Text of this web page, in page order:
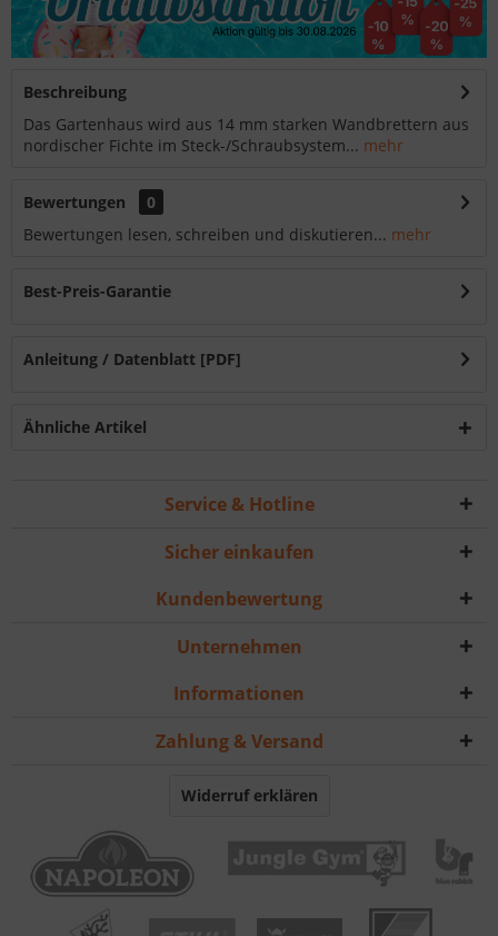
Beschreibung
Das Gartenhaus wird aus 14 mm starken Wandbrettern aus
nordischer Fichte im Steck-/Schraubsystem... mehr
Bewertungen
0
Bewertungen lesen, schreiben und diskutieren... mehr
Best-Preis-Garantie
Anleitung / Datenblatt [PDF]
Ähnliche Artikel
Service & Hotline
Sicher einkaufen
Kundenbewertung
Unternehmen
Informationen
Zahlung & Versand
Widerruf erklären